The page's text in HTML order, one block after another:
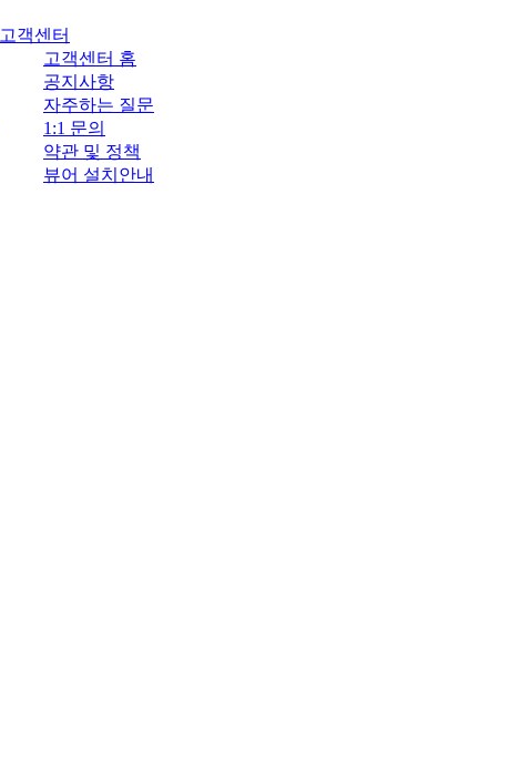
고객센터
고객센터 홈
공지사항
자주하는 질문
1:1 문의
약관 및 정책
뷰어 설치안내